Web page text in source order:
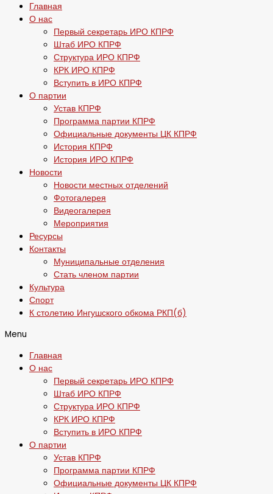
Главная
О нас
Первый секретарь ИРО КПРФ
Штаб ИРО КПРФ
Структура ИРО КПРФ
КРК ИРО КПРФ
Вступить в ИРО КПРФ
О партии
Устав КПРФ
Программа партии КПРФ
Официальные документы ЦК КПРФ
История КПРФ
История ИРО КПРФ
Новости
Новости местных отделений
Фотогалерея
Видеогалерея
Мероприятия
Ресурсы
Контакты
Муниципальные отделения
Стать членом партии
Культура
Спорт
К столетию Ингушского обкома РКП(б)
Menu
Главная
О нас
Первый секретарь ИРО КПРФ
Штаб ИРО КПРФ
Структура ИРО КПРФ
КРК ИРО КПРФ
Вступить в ИРО КПРФ
О партии
Устав КПРФ
Программа партии КПРФ
Официальные документы ЦК КПРФ